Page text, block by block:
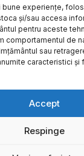
bune experiențe,
și/sau accesa
pentru aceste
comportamentul de
sau
caracteristici și
Accept
Respinge
Copyright ©2026